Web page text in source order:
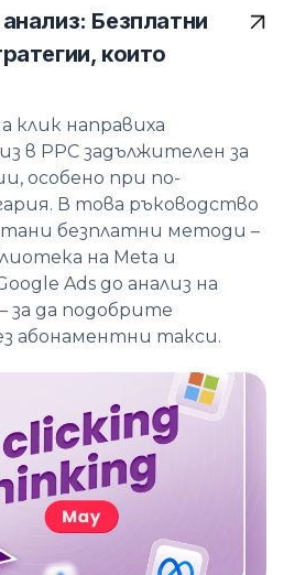
Безплатни
които
направиха
в PPC задължителен за
особено при по-
В това ръководство
безплатни методи –
на Meta и
Ads до анализ на
за да подобрите
абонаментни такси.